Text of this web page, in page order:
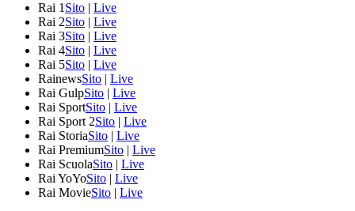
Rai 1 Sito | Live
Rai 2Sito | Live
Rai 3Sito | Live
Rai 4Sito | Live
Rai 5Sito | Live
RainewsSito | Live
Rai GulpSito | Live
Rai SportSito | Live
Rai Sport 2Sito | Live
Rai StoriaSito | Live
Rai PremiumSito | Live
Rai ScuolaSito | Live
Rai YoYoSito | Live
Rai MovieSito | Live